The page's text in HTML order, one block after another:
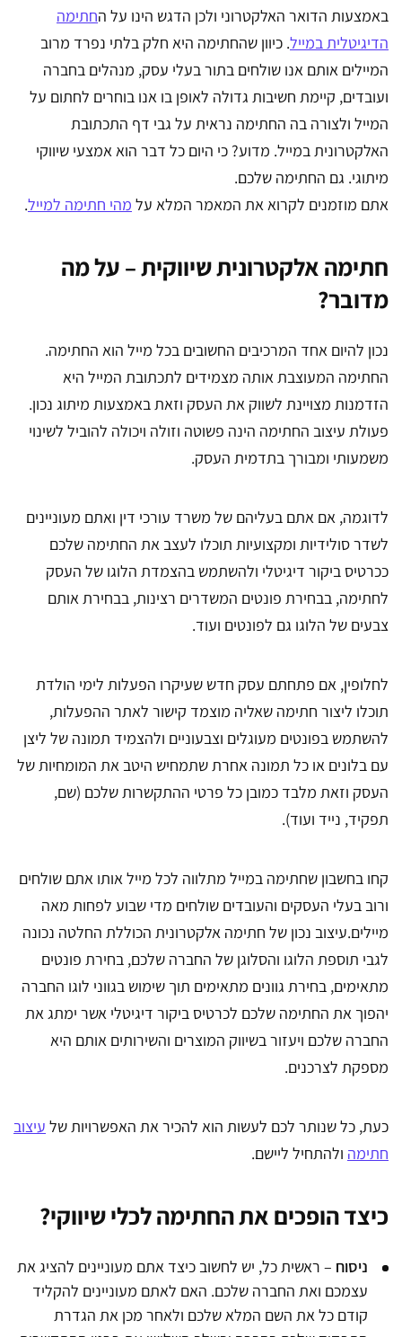
באמצעות הדואר האלקטרוני ולכן הדגש הינו על החתימה
הדיגיטלית במייל. כיוון שהחתימה היא חלק בלתי נפרד מרוב
המיילים אותם אנו שולחים בתור בעלי עסק, מנהלים בחברה
ועובדים, קיימת חשיבות גדולה לאופן בו אנו בוחרים לחתום על
המייל ולצורה בה החתימה נראית על גבי דף התכתובת
האלקטרונית במייל. מדוע? כי היום כל דבר הוא אמצעי שיווקי
מיתוגי. גם החתימה שלכם.
אתם מוזמנים לקרוא את המאמר המלא על מהי חתימה למייל.
חתימה אלקטרונית שיווקית – על מה
מדובר?
נכון להיום אחד המרכיבים החשובים בכל מייל הוא החתימה.
החתימה המעוצבת אותה מצמידים לתכתובת המייל היא
הזדמנות מצויינת לשווק את העסק וזאת באמצעות מיתוג נכון.
פעולת עיצוב החתימה הינה פשוטה וזולה ויכולה להוביל לשינוי
משמעותי ומבורך בתדמית העסק.
לדוגמה, אם אתם בעליהם של משרד עורכי דין ואתם מעוניינים
לשדר סולידיות ומקצועיות תוכלו לעצב את החתימה שלכם
ככרטיס ביקור דיגיטלי ולהשתמש בהצמדת הלוגו של העסק
לחתימה, בבחירת פונטים המשדרים רצינות, בבחירת אותם
צבעים של הלוגו גם לפונטים ועוד.
לחלופין, אם פתחתם עסק חדש שעיקרו הפעלות לימי הולדת
תוכלו ליצור חתימה שאליה מוצמד קישור לאתר ההפעלות,
להשתמש בפונטים מעוגלים וצבעוניים ולהצמיד תמונה של ליצן
עם בלונים או כל תמונה אחרת שתמחיש היטב את המומחיות של
העסק וזאת מלבד כמובן כל פרטי ההתקשרות שלכם (שם,
תפקיד, נייד ועוד).
קחו בחשבון שחתימה במייל מתלווה לכל מייל אותו אתם שולחים
ורוב בעלי העסקים והעובדים שולחים מדי שבוע לפחות מאה
מיילים.עיצוב נכון של חתימה אלקטרונית הכוללת החלטה נכונה
לגבי תוספת הלוגו והסלוגן של החברה שלכם, בחירת פונטים
מתאימים, בחירת גוונים מתאימים תוך שימוש בגווני לוגו החברה
יהפוך את החתימה שלכם לכרטיס ביקור דיגיטלי אשר ימתג את
החברה שלכם ויעזור בשיווק המוצרים והשירותים אותם היא
מספקת לצרכנים.
כעת, כל שנותר לכם לעשות הוא להכיר את האפשרויות של עיצוב
חתימה ולהתחיל ליישם.
כיצד הופכים את החתימה לכלי שיווקי?
ניסוח – ראשית כל, יש לחשוב כיצד אתם מעוניינים להציג את
עצמכם ואת החברה שלכם. האם לאתם מעוניינים להקליד
קודם כל את השם המלא שלכם ולאחר מכן את הגדרת